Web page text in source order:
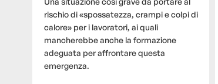
rischio di «spossatezza, crampi e colpi di
calore» per i lavoratori, ai quali
mancherebbe anche la formazione
adeguata per affrontare questa
emergenza.